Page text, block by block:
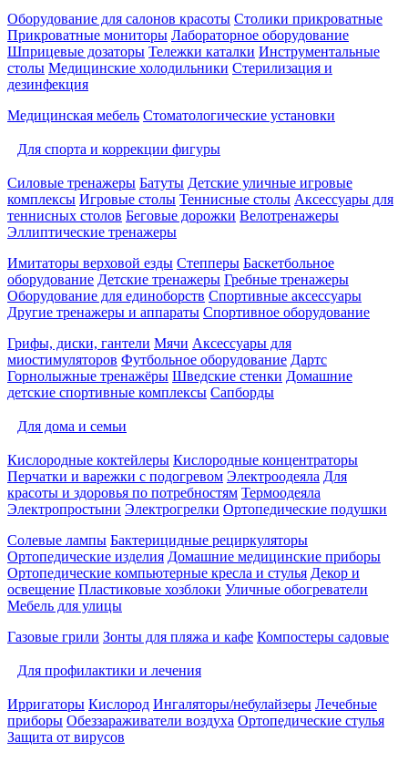
Оборудование для салонов красоты Столики прикроватные
Прикроватные мониторы Лабораторное оборудование
Шприцевые дозаторы Тележки каталки Инструментальные
столы Медицинские холодильники Стерилизация и
дезинфекция
Медицинская мебель Стоматологические установки
Для спорта и коррекции фигуры
Силовые тренажеры Батуты Детские уличные игровые
комплексы Игровые столы Теннисные столы Аксессуары для
теннисных столов Беговые дорожки Велотренажеры
Эллиптические тренажеры
Имитаторы верховой езды Степперы Баскетбольное
оборудование Детские тренажеры Гребные тренажеры
Оборудование для единоборств Спортивные аксессуары
Другие тренажеры и аппараты Спортивное оборудование
Грифы, диски, гантели Мячи Аксессуары для
миостимуляторов Футбольное оборудование Дартс
Горнолыжные тренажёры Шведские стенки Домашние
детские спортивные комплексы Сапборды
Для дома и семьи
Кислородные коктейлеры Кислородные концентраторы
Перчатки и варежки с подогревом Электроодеяла Для
красоты и здоровья по потребностям Термоодеяла
Электропростыни Электрогрелки Ортопедические подушки
Солевые лампы Бактерицидные рециркуляторы
Ортопедические изделия Домашние медицинские приборы
Ортопедические компьютерные кресла и стулья Декор и
освещение Пластиковые хозблоки Уличные обогреватели
Мебель для улицы
Газовые грили Зонты для пляжа и кафе Компостеры садовые
Для профилактики и лечения
Ирригаторы Кислород Ингаляторы/небулайзеры Лечебные
приборы Обеззараживатели воздуха Ортопедические стулья
Защита от вирусов